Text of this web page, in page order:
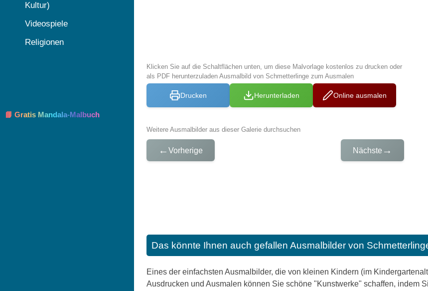
Klicken Sie auf die Schaltflächen unten, um diese Malvorlage kostenlos zu drucken oder
als PDF herunterzuladen Ausmalbild von Schmetterlinge zum Ausmalen
Drucken Herunterladen Online ausmalen
Weitere Ausmalbilder aus dieser Galerie durchsuchen
← Vorherige Nächste →
Das könnte Ihnen auch gefallen Ausmalbilder von
Eines der einfachsten Ausmalbilder, die von kleinen Kindern (im
Ausdrucken und Ausmalen können Sie schöne "Kunstwerke" schaffen, indem
Kultur)
Videospiele
Religionen
📘 Gratis Mandala-Malbuch